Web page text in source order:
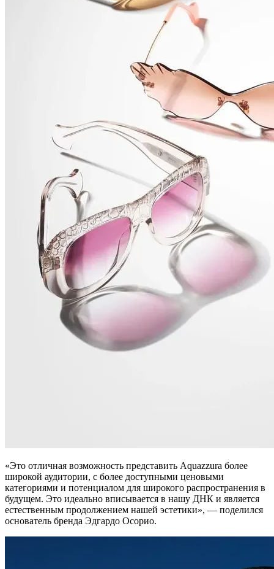
«Это отличная возможность представить Aquazzura более
широкой аудитории, с более доступными ценовыми
категориями и потенциалом для широкого распространения в
будущем. Это идеально вписывается в нашу ДНК и является
естественным продолжением нашей эстетики», — поделился
основатель бренда Эдгардо Осорио.